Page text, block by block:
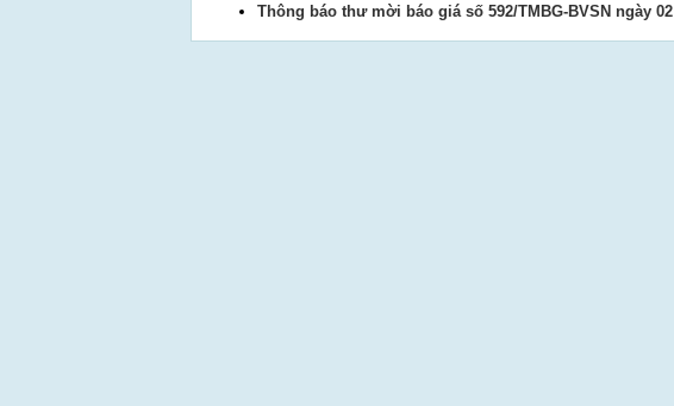
Thông báo thư mời báo giá số 592/TMBG-BVSN ngày